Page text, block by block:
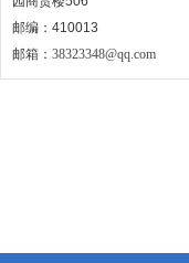
邮编：410013
邮箱： 38323348@qq.com